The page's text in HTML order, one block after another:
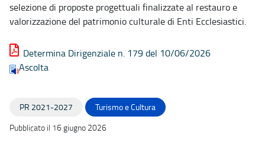
selezione di proposte progettuali finalizzate al restauro e
valorizzazione del patrimonio culturale di Enti Ecclesiastici.
Determina Dirigenziale n. 179 del 10/06/2026
Ascolta
PR 2021-2027
Turismo e Cultura
Pubblicato il 16 giugno 2026